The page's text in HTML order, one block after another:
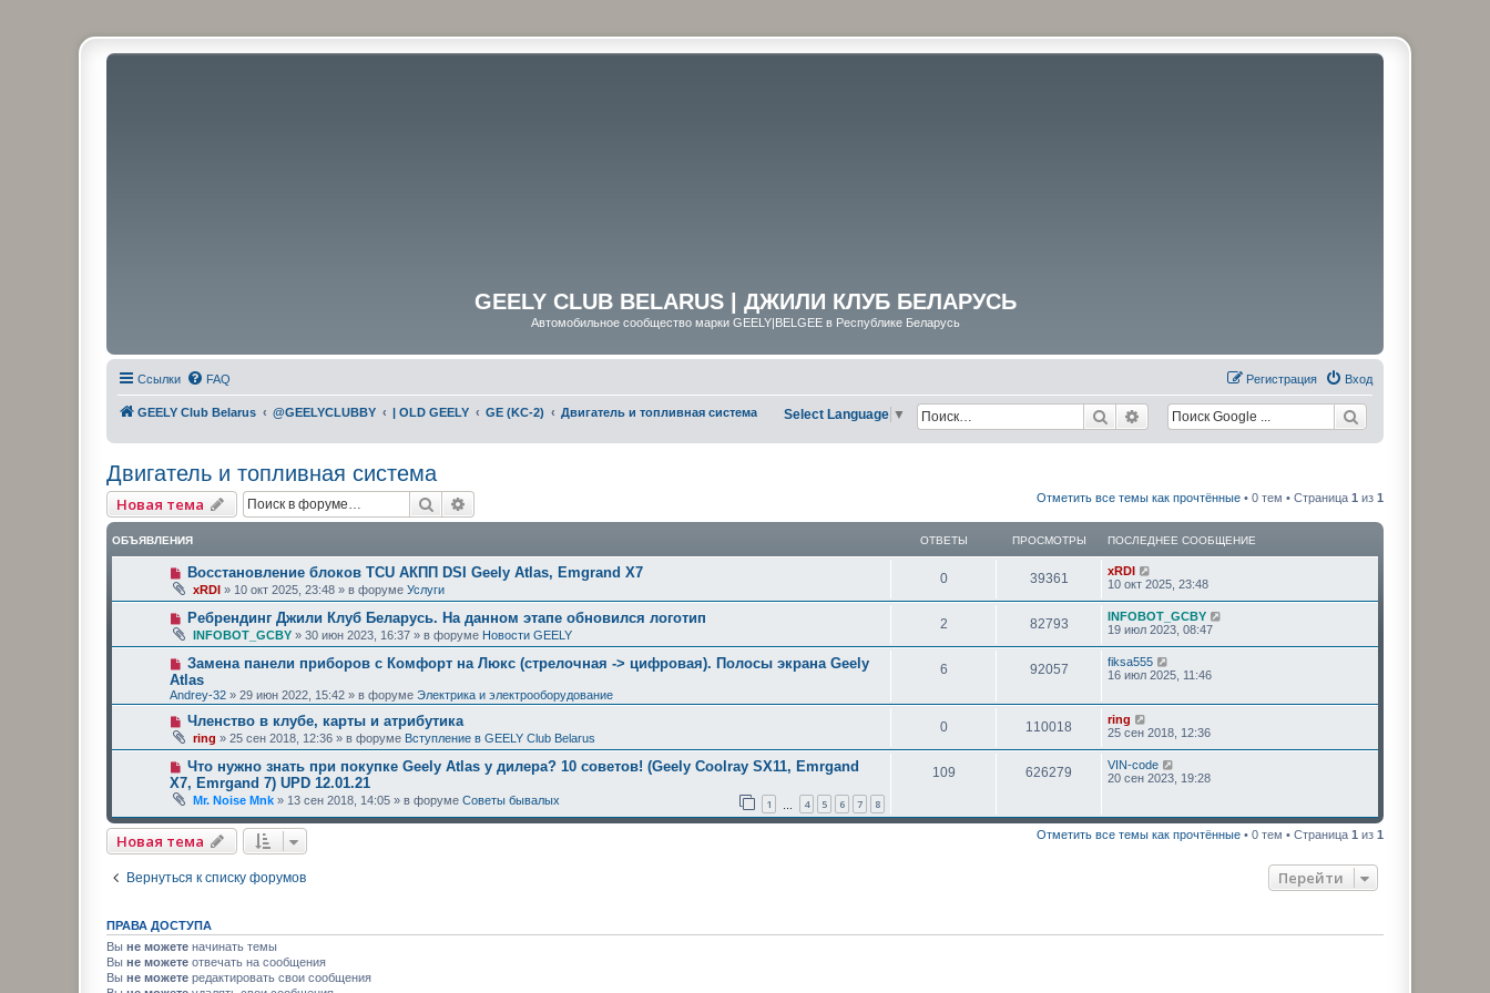
GEELY CLUB BELARUS | ДЖИЛИ КЛУБ БЕЛАРУСЬ
Автомобильное сообщество марки GEELY|BELGEE в Республике Беларусь
Ссылки FAQ Вход
Регистрация
GEELY Club Belarus @GEELYCLUBBY | OLD GEELY GE (KC-2) Двигатель и топливная система Поиск Расширенный поиск
Select Language ▼
Двигатель и топливная система
Новая тема Поиск Отметить все темы как прочтённые • 0 тем • Страница 1 из 1
ОБЪЯВЛЕНИЯ ОТВЕТЫ ПРОСМОТРЫ ПОСЛЕДНЕЕ СООБЩЕНИЕ
Восстановление блоков TCU АКПП DSI Geely Atlas, Emgrand X7
xRDI » 10 окт 2025, 23:48 » в форуме Услуги
0 39361
xRDI
10 окт 2025, 23:48
Ребрендинг Джили Клуб Беларусь. На данном этапе обновился логотип
INFOBOT_GCBY » 30 июн 2023, 16:37 » в форуме Новости GEELY
2 82793
INFOBOT_GCBY
19 июл 2023, 08:47
Замена панели приборов с Комфорт на Люкс (стрелочная -> цифровая). Полосы экрана Geely
Atlas
Andrey-32 » 29 июн 2022, 15:42 » в форуме Электрика и электрооборудование
6 92057
fiksa555
16 июл 2025, 11:46
Членство в клубе, карты и атрибутика
ring » 25 сен 2018, 12:36 » в форуме Вступление в GEELY Club Belarus
0 110018
ring
25 сен 2018, 12:36
Что нужно знать при покупке Geely Atlas у дилера? 10 советов! (Geely Coolray SX11, Emrgand
X7, Emrgand 7) UPD 12.01.21
Mr. Noise Mnk » 13 сен 2018, 14:05 » в форуме Советы бывалых 1 4 5 6 7 8
109 626279
VIN-code
20 сен 2023, 19:28
Новая тема Отметить все темы как прочтённые • 0 тем • Страница 1 из 1
Вернуться к списку форумов Перейти
ПРАВА ДОСТУПА
Вы не можете начинать темы
Вы не можете отвечать на сообщения
Вы не можете редактировать свои сообщения